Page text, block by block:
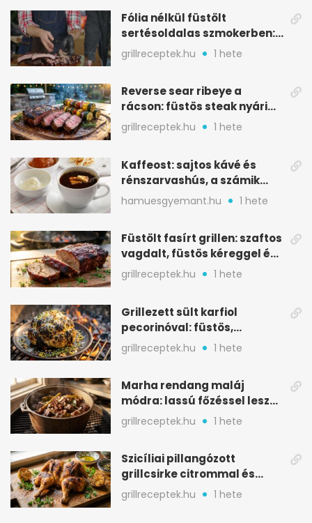
Fólia nélkül füstölt
sertésoldalas szmokerben:
ropogós bark, 6 óra
grillreceptek.hu 1 hete
Reverse sear ribeye a
rácson: füstös steak nyári
tökkebabbal
grillreceptek.hu 1 hete
Kaffeost: sajtos kávé és
rénszarvashús, a számik
melegítő itala
hamuesgyemant.hu 1 hete
Füstölt fasírt grillen: szaftos
vagdalt, füstös kéreggel és
BBQ mázzal
grillreceptek.hu 1 hete
Grillezett sült karfiol
pecorinóval: füstös,
karamellizált nyári kedvenc
grillreceptek.hu 1 hete
Marha rendang maláj
módra: lassú főzéssel lesz
igazán szaftos
grillreceptek.hu 1 hete
Szicíliai pillangózott
grillcsirke citrommal és
oregánóval
grillreceptek.hu 1 hete